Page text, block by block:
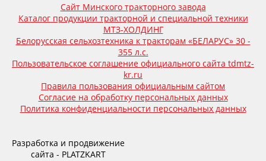
Сайт Минского тракторного завода
Каталог продукции тракторной и специальной техники
МТЗ-ХОЛДИНГ
Белорусская сельхозтехника к тракторам «БЕЛАРУС» 30 -
355 л.с.
Пользовательское соглашение официального сайта tdmtz-
kr.ru
Правила пользования официальным сайтом
Согласие на обработку персональных данных
Политика конфиденциальности персональных данных
Разработка и продвижение
сайта - PLATZKART